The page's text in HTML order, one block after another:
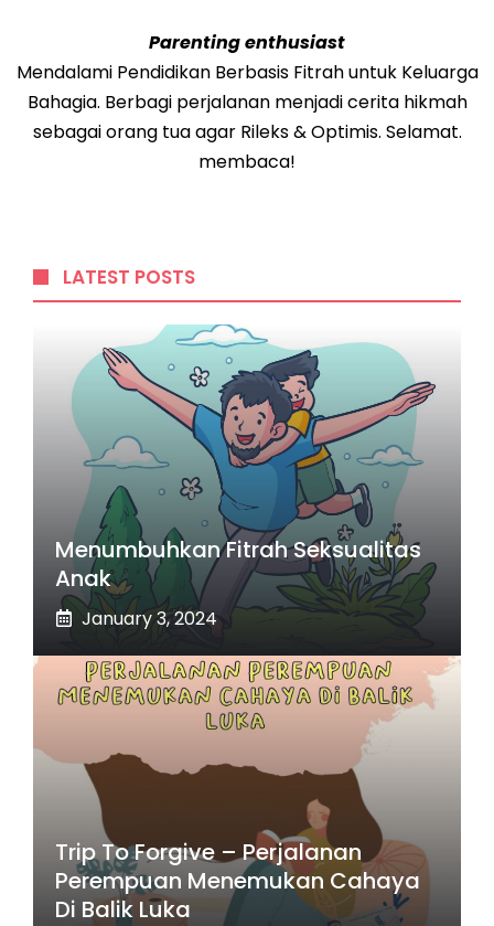
Parenting enthusiast
Mendalami Pendidikan Berbasis Fitrah untuk Keluarga
Bahagia. Berbagi perjalanan menjadi cerita hikmah
sebagai orang tua agar Rileks & Optimis. Selamat.
membaca!
LATEST POSTS
Menumbuhkan Fitrah Seksualitas
Anak
January 3, 2024
Trip To Forgive – Perjalanan
Perempuan Menemukan Cahaya
Di Balik Luka